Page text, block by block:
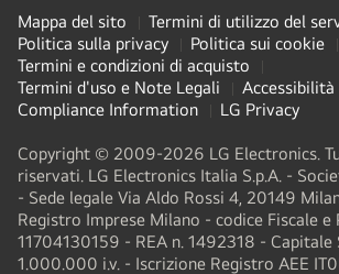
Mappa del sito
Termini di utilizzo del
Politica sulla privacy
Politica sui cookie
Termini e condizioni di acquisto
Termini d'uso e Note Legali
Accessibilità
Compliance Information
LG Privacy
Copyright © 2009-2026 LG Electronics.
riservati. LG Electronics Italia S.p.A. -
- Sede legale Via Aldo Rossi 4, 20149
Registro Imprese Milano - codice Fiscale e
11704130159 - REA n. 1492318 - Capitale
1.000.000 i.v. - Iscrizione Registro AEE